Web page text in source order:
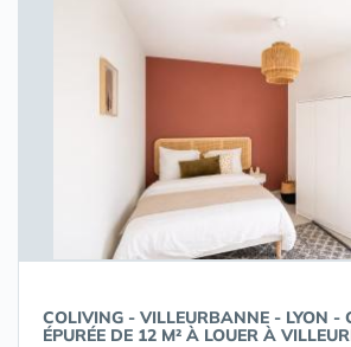
COLIVING - VILLEURBANNE - LYON -
ÉPURÉE DE 12 M² À LOUER À